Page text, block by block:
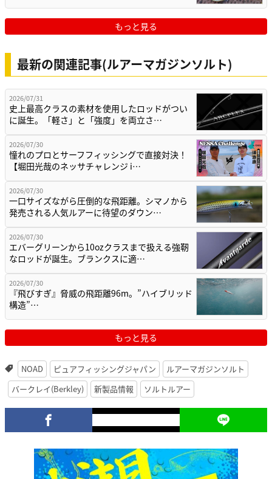
もっと見る
最新の関連記事(ルアーマガジンソルト)
2026/07/31
史上最高クラスの素材を使用したロッドがつい
に誕生。「軽さ」と「強度」を両立さ…
2026/07/30
憧れのプロとサーフフィッシングで直接対決！
【堀田光哉のネッサチャレンジ i…
2026/07/30
一口サイズながら圧倒的な飛距離。シマノから
発売される人気ルアーに待望のダウン…
2026/07/30
エバーグリーンから10ozクラスまで扱える強靭
なロッドが誕生。ブランクスに適…
2026/07/30
『飛びすぎ』脅威の飛距離96m。”ハイブリッド
構造”…
もっと見る
NOAD ピュアフィッシングジャパン
ルアーマガジンソルト
バークレイ(Berkley)
新製品情報 ソルトルアー